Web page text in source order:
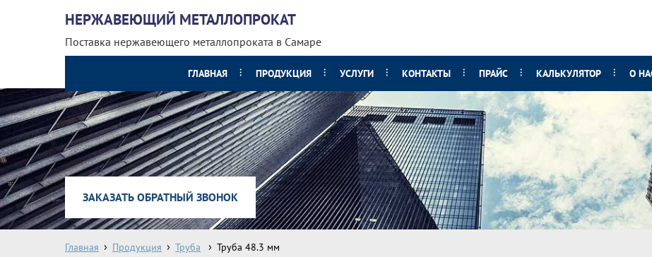
НЕРЖАВЕЮЩИЙ МЕТАЛЛОПРОКАТ
Поставка нержавеющего металлопроката в Самаре
ГЛАВНАЯ ПРОДУКЦИЯ УСЛУГИ КОНТАКТЫ ПРАЙС КАЛЬКУЛЯТОР О
ЗАКАЗАТЬ ОБРАТНЫЙ ЗВОНОК
Главная Продукция Труба Труба 48.3 мм